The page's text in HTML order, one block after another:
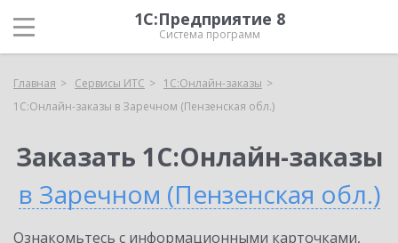
1С:Предприятие 8
Система программ
Главная Сервисы ИТС
1С:Онлайн-заказы
1С:Онлайн-заказы в Заречном (Пензенская обл.)
Заказать 1С:Онлайн-заказы
в Заречном (Пензенская обл.)
Ознакомьтесь с информационными карточками,